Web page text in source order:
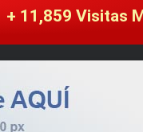
+ 11,859 Visitas